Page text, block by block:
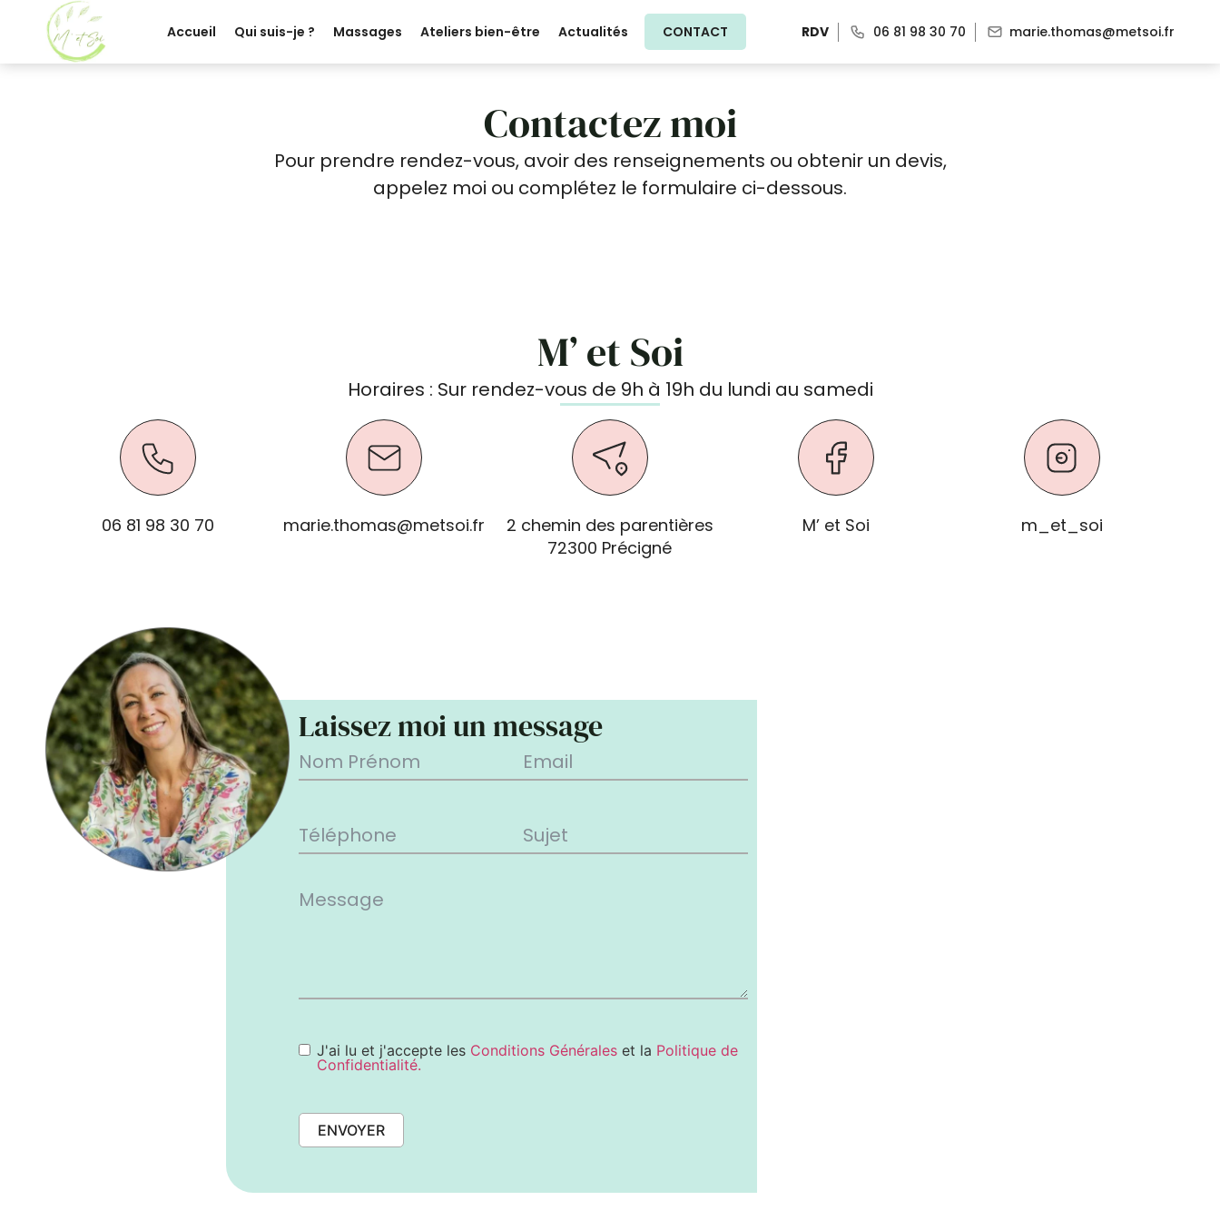
Accueil Qui suis-je ? Massages Ateliers bien-être Actualités CONTACT RDV 06 81 98 30 70 marie.thomas@metsoi.fr
Contactez moi
Pour prendre rendez-vous, avoir des renseignements ou obtenir un devis,
appelez moi ou complétez le formulaire ci-dessous.
M’ et Soi
Horaires : Sur rendez-vous de 9h à 19h du lundi au samedi
06 81 98 30 70 marie.thomas@metsoi.fr
2 chemin des parentières
72300 Précigné
M’ et Soi m_et_soi
Laissez moi un message
J'ai lu et j'accepte les Conditions Générales et la Politique de
Confidentialité.
ENVOYER